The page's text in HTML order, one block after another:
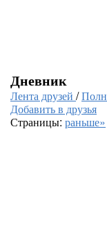
Дневник
Лента друзей /
Добавить в друзья
Страницы: раньше»